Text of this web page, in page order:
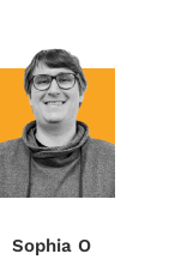
Sophia O